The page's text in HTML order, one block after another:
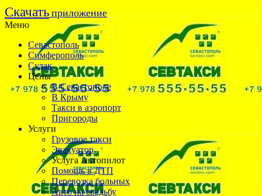
Cкачать приложение
Меню
Севастополь
Симферополь
Судак
Цены
В Севастополе
В Крыму
Такси в аэропорт
Пригороды
Услуги
Грузовое такси
Эвакуатор
Услуга Автопилот
Помощь в ДТП
Перевозка больных
Авто на свадьбу